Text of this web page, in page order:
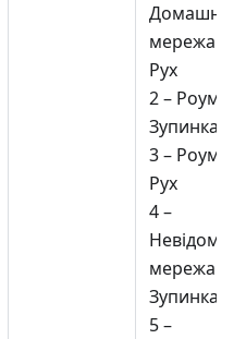
Домашня
мережа.
Рух
2 –
Зупинка
3 –
Рух
4 –
Невідома
мережа.
Зупинка
5 –